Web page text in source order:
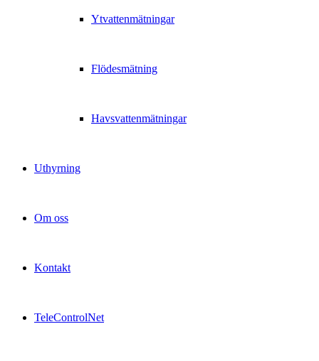
Ytvattenmätningar
Flödesmätning
Havsvattenmätningar
Uthyrning
Om oss
Kontakt
TeleControlNet